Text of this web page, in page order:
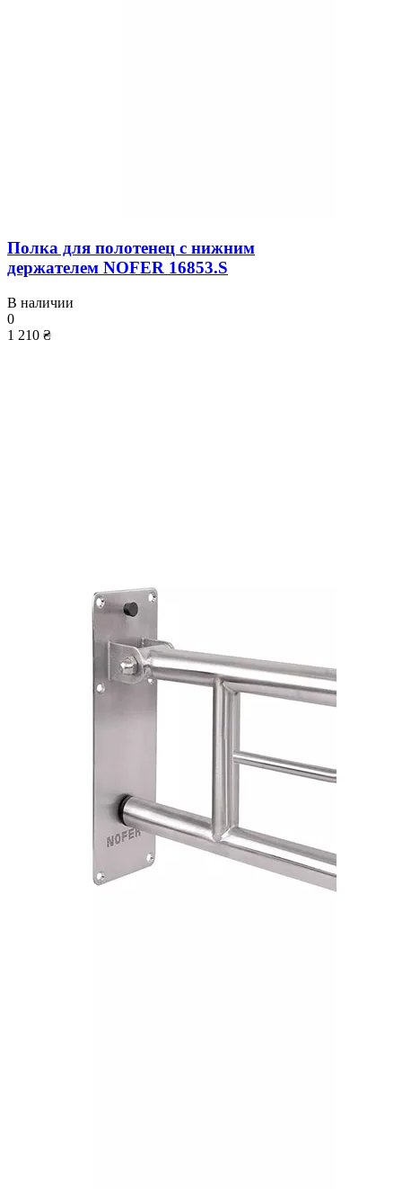
Полка для полотенец с нижним
держателем NOFER 16853.S
В наличии
0
1 210 ₴